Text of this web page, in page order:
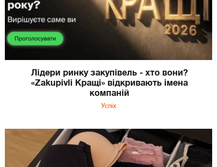
Лідери ринку закупівель - хто вони?
«Zakupivli Кращі» відкривають імена
компаній
Успіх